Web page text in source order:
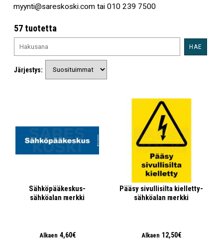
myynti@sareskoski.com tai 010 239 7500
57 tuotetta
HAE
Järjestys:
Sähköpääkeskus-
sähköalan merkki
Alkaen 4,60€
Pääsy sivullisilta kielletty-
sähköalan merkki
Alkaen 12,50€